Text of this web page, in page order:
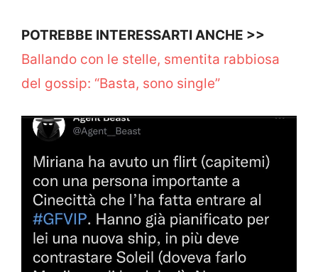
POTREBBE INTERESSARTI ANCHE >>
Ballando con le stelle, smentita rabbiosa
del gossip: “Basta, sono single”